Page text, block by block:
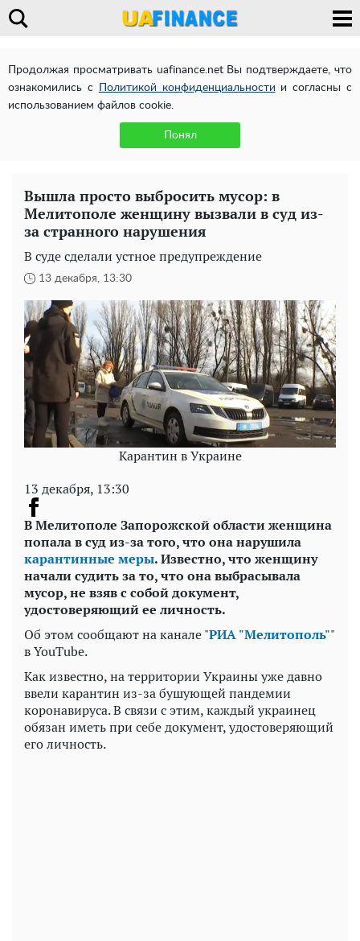
Продолжая просматривать uafinance.net Вы подтверждаете, что
ознакомились с
Политикой конфиденциальности и согласны с
использованием файлов cookie.
Понял
Вышла просто выбросить мусор: в
Мелитополе женщину вызвали в суд из-
за странного нарушения
В суде сделали устное предупреждение
13 декабря, 13:30
Карантин в Украине
13 декабря, 13:30
В Мелитополе Запорожской области женщина
попала в суд из-за того, что она нарушила
карантинные меры. Известно, что женщину
начали судить за то, что она выбрасывала
мусор, не взяв с собой документ,
удостоверяющий ее личность.
Об этом сообщают на канале "РИА "Мелитополь""
в YouTube.
Как известно, на территории Украины уже давно
ввели карантин из-за бушующей пандемии
коронавируса. В связи с этим, каждый украинец
обязан иметь при себе документ, удостоверяющий
его личность.